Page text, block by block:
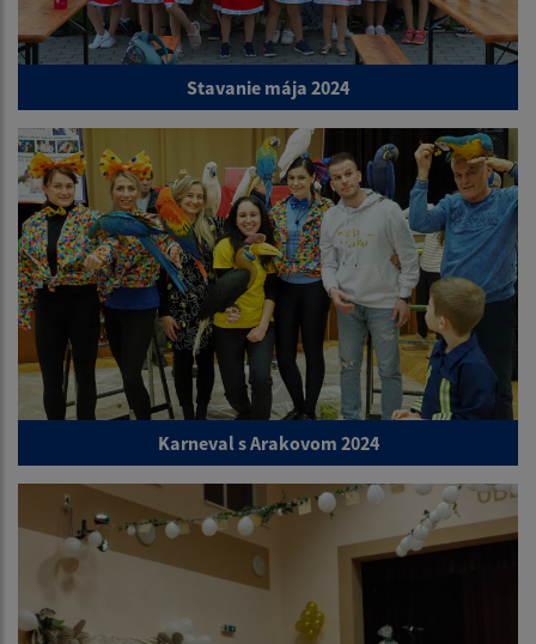
Stavanie mája 2024
Karneval s Arakovom 2024